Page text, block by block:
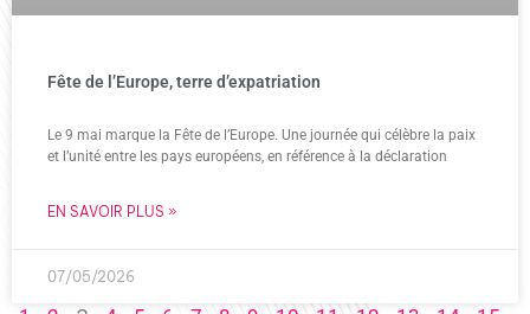
Fête de l’Europe, terre d’expatriation
Le 9 mai marque la Fête de l’Europe. Une journée qui célèbre la paix
et l’unité entre les pays européens, en référence à la déclaration
EN SAVOIR PLUS »
07/05/2026